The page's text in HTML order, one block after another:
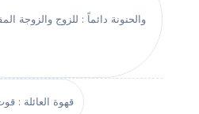
والحنونة دائماً : للزوج والزوجة
قهوة العائلة :